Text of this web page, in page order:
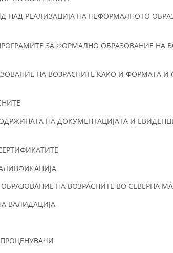
НАД РЕАЛИЗАЦИЈА НА НЕФОРМАЛНОТО
ЗА ФОРМАЛНО ОБРАЗОВАНИЕ НА
НА ВОЗРАСНИТЕ КАКО И ФОРМАТА
НА ДОКУМЕНТАЦИЈАТА И
НА ВОЗРАСНИТЕ ВО СЕВЕРНА
ВАЛИДАЦИЈА